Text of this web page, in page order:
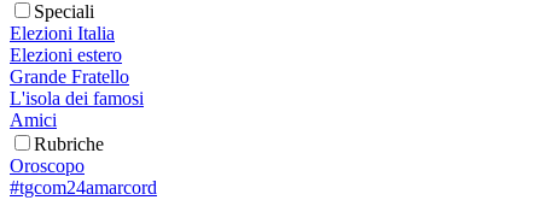
Speciali
Elezioni Italia
Elezioni estero
Grande Fratello
L'isola dei famosi
Amici
Rubriche
Oroscopo
#tgcom24amarcord